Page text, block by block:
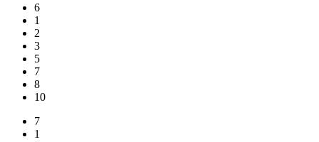
6
1
2
3
5
7
8
10
7
1